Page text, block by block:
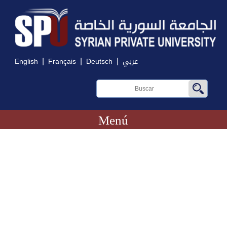
English | Français | Deutsch | عربي
Menú